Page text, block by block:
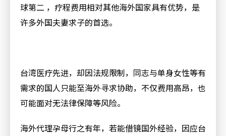
球第二 ，疗程费用相对其他海外国家具有优势，是
许多外国夫妻求子的首选。
台湾医疗先进，却因法规限制，同志与单身女性等有
需求的国人只能至海外寻求协助，不仅费用高昂，也
可能面对无法律保障等风险。
海外代理孕母行之有年，若能借镜国外经验，因应台